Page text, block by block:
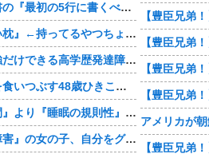
【警告】職務経歴書の『最初の5行に書くべきこと』がこれ
『ヒツジのいらない枕』←持ってるやつちょっとこい
ワイみたいな『勉強だけできる高学歴発達障害者』ってどう生きたらいいんや？
【驚愕】親の年金を食いつぶす48歳ひきこもり…絶望の底から家族を救ったのは『障害基礎年金』だった
【速報】『睡眠時間』より『睡眠の規則性』のほうが大事だと判明
【闇】『強度行動障害』の女の子、自分をグーパンしまくる